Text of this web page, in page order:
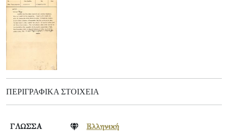
ΠΕΡΙΓΡΑΦΙΚΆ ΣΤΟΙΧΕΊΑ
ΓΛΩΣΣΑ
Ελληνική